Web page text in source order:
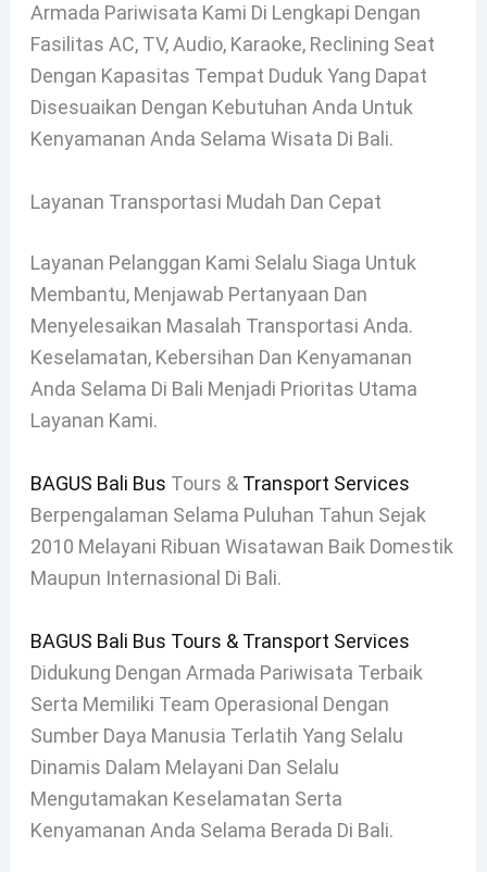
Armada Pariwisata Kami Di Lengkapi Dengan
Fasilitas AC, TV, Audio, Karaoke, Reclining Seat
Dengan Kapasitas Tempat Duduk Yang Dapat
Disesuaikan Dengan Kebutuhan Anda Untuk
Kenyamanan Anda Selama Wisata Di Bali.
Layanan Transportasi Mudah Dan Cepat
Layanan Pelanggan Kami Selalu Siaga Untuk
Membantu, Menjawab Pertanyaan Dan
Menyelesaikan Masalah Transportasi Anda.
Keselamatan, Kebersihan Dan Kenyamanan
Anda Selama Di Bali Menjadi Prioritas Utama
Layanan Kami.
BAGUS Bali Bus Tours & Transport Services
Berpengalaman Selama Puluhan Tahun Sejak
2010 Melayani Ribuan Wisatawan Baik Domestik
Maupun Internasional Di Bali.
BAGUS Bali Bus Tours & Transport Services
Didukung Dengan Armada Pariwisata Terbaik
Serta Memiliki Team Operasional Dengan
Sumber Daya Manusia Terlatih Yang Selalu
Dinamis Dalam Melayani Dan Selalu
Mengutamakan Keselamatan Serta
Kenyamanan Anda Selama Berada Di Bali.